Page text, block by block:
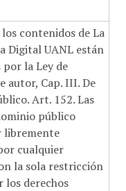
contenidos de La
Digital UANL están
la Ley de
autor, Cap. III. De
Art. 152. Las
público
libremente
cualquier
la sola restricción
los derechos